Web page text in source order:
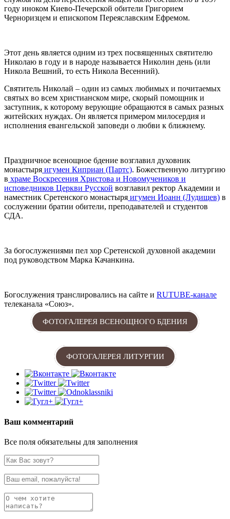
году иноком Киево-Печерской обители Григорием
Черноризцем и епископом Переяславским Ефремом.
Этот день является одним из трех посвященных святителю
Николаю в году и в народе называется Николин день (или
Никола Вешний, то есть Никола Весенний).
Святитель Николай – один из самых любимых и почитаемых
святых во всем христианском мире, скорый помощник и
заступник, к которому верующие обращаются в самых разных
житейских нуждах. Он является примером милосердия и
исполнения евангельской заповеди о любви к ближнему.
Праздничное всенощное бдение возглавил духовник
монастыря игумен Киприан (Партс). Божественную литургию
в храме Воскресения Христова и Новомучеников и
исповедников Церкви Русской возглавил ректор Академии и
наместник Сретенского монастыря игумен Иоанн (Лудищев) в
сослужении братии обители, преподавателей и студентов
СДА.
За богослужениями пел хор Сретенской духовной академии
под руководством Марка Качанкина.
Богослужения транслировались на сайте и RUTUBE-канале
телеканала «Союз».
ФОТОГАЛЕРЕЯ ВСЕНОЩНОГО БДЕНИЯ
ФОТОГАЛЕРЕЯ ЛИТУРГИИ
Ваш комментарий
Все поля обязательны для заполнения